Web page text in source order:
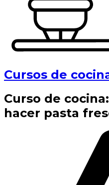
Cursos de
Curso de
hacer pasta